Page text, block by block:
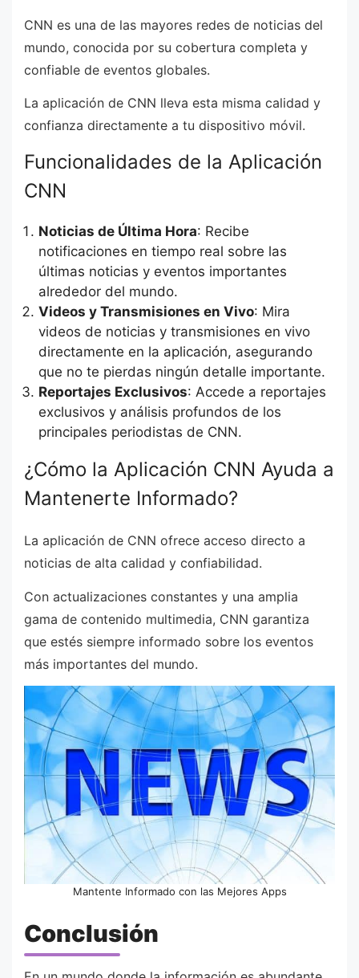
CNN es una de las mayores redes de noticias del
mundo, conocida por su cobertura completa y
confiable de eventos globales.
La aplicación de CNN lleva esta misma calidad y
confianza directamente a tu dispositivo móvil.
Funcionalidades de la Aplicación
CNN
Noticias de Última Hora: Recibe
notificaciones en tiempo real sobre las
últimas noticias y eventos importantes
alrededor del mundo.
Videos y Transmisiones en Vivo: Mira
videos de noticias y transmisiones en vivo
directamente en la aplicación, asegurando
que no te pierdas ningún detalle importante.
Reportajes Exclusivos: Accede a reportajes
exclusivos y análisis profundos de los
principales periodistas de CNN.
¿Cómo la Aplicación CNN Ayuda a
Mantenerte Informado?
La aplicación de CNN ofrece acceso directo a
noticias de alta calidad y confiabilidad.
Con actualizaciones constantes y una amplia
gama de contenido multimedia, CNN garantiza
que estés siempre informado sobre los eventos
más importantes del mundo.
Mantente Informado con las Mejores Apps
Conclusión